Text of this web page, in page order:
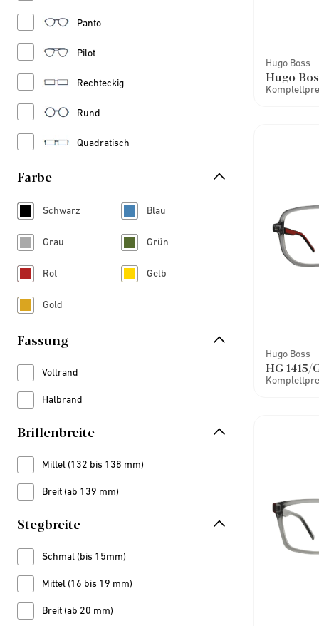
Panto
Refine by Stil: Panto
Pilot
Refine by Stil: Pilot
Rechteckig
Refine by Stil: Rechteckig
Rund
Refine by Stil: Rund
Quadratisch
Refine by Stil: Quadratisch
Farbe
Schwarz
Refine by Farbe: Schwarz
Blau
Refine by Farbe: Blau
Grau
Refine by Farbe: Grau
Grün
Refine by Farbe: Grün
Rot
Refine by Farbe: Rot
Gelb
Refine by Farbe: Gelb
Gold
Refine by Farbe: Gold
Fassung
Vollrand
Refine by Fassung: Vollrand
Halbrand
Refine by Fassung: Halbrand
Brillenbreite
Mittel (132 bis 138 mm)
Refine by Brillenbreite: Mittel (132 bis 138 mm)
Breit (ab 139 mm)
Refine by Brillenbreite: Breit (ab 139 mm)
Stegbreite
Schmal (bis 15mm)
Refine by Stegbreite: Schmal (bis 15mm)
Mittel (16 bis 19 mm)
Refine by Stegbreite: Mittel (16 bis 19 mm)
Breit (ab 20 mm)
Refine by Stegbreite: Breit (ab 20 mm)
Hugo Boss
Hugo
Hugo Boss
HG 1415/